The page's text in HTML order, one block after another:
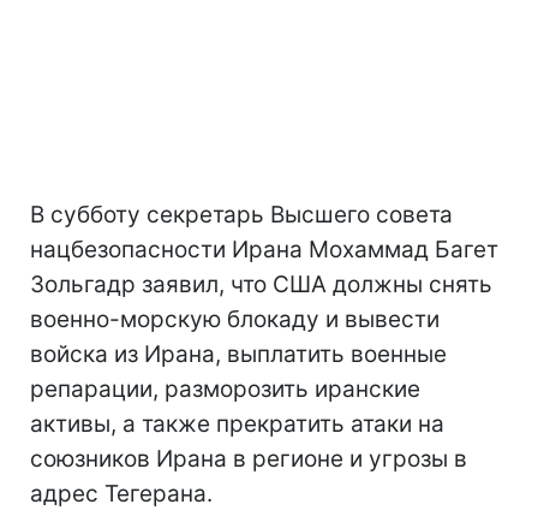
В субботу секретарь Высшего совета
нацбезопасности Ирана Мохаммад Багет
Зольгадр заявил, что США должны снять
военно-морскую блокаду и вывести
войска из Ирана, выплатить военные
репарации, разморозить иранские
активы, а также прекратить атаки на
союзников Ирана в регионе и угрозы в
адрес Тегерана.